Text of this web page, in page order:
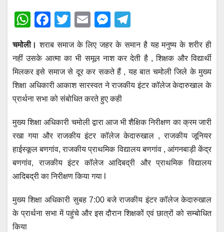
W
at
s
A
p
p
F
c
e
b
o
o
k
T
wi
tt
er
E
ail
M
e
ss
e
n
g
er
e
gr
a
चमोली। शराब समाज के लिए जहर के समान है यह मनुष्य के शरीर ही
नहीं उसके आत्मा का भी समूल नाश कर देती है , शिक्षक और विद्यार्थी
मिलकर इसे समाज से दूर कर सकते हैं , यह बात चमोली जिले के मुख्य
शिक्षा अधिकारी आकाश सारस्वत ने राजकीय इंटर कॉलेज केदारुखाल के
प्रार्थना सभा को संबोधित करते हुए कही
मुख्य शिक्षा अधिकारी चमोली द्वारा आज भी शैक्षिक निरीक्षण का क्रम जारी
रखा गया और राजकीय इंटर कॉलेज केदारुखाल , राजकीय जूनियर
हाईस्कूल बणगांव, राजकीय प्राथमिक विद्यालय बणगांव , आंगनबाड़ी केंद्र
बणगांव, राजकीय इंटर कॉलेज आदिबद्री और प्राथमिक विद्यालय
आदिबद्री का निरीक्षण किया गया l
मुख्य शिक्षा अधिकारी सुबह 7:00 बजे राजकीय इंटर कॉलेज केदारुखाल
के प्रार्थना सभा में पहुंचे और इस दौरान शिक्षकों एवं छात्रों को सम्बोधित
किया